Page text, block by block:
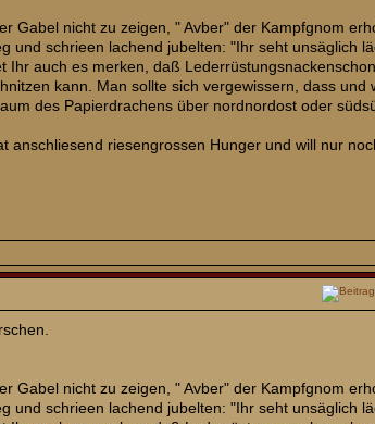
Gabel nicht zu zeigen, " Avber" der Kampfgnom
und schrieen lachend jubelten: "Ihr seht unsäglich
auch es merken, daß
kann. Man sollte sich vergewissern, dass und
des Papierdrachens über nordnordost oder
anschliesend riesengrossen Hunger und will nur
Gabel nicht zu zeigen, " Avber" der Kampfgnom
und schrieen lachend jubelten: "Ihr seht unsäglich